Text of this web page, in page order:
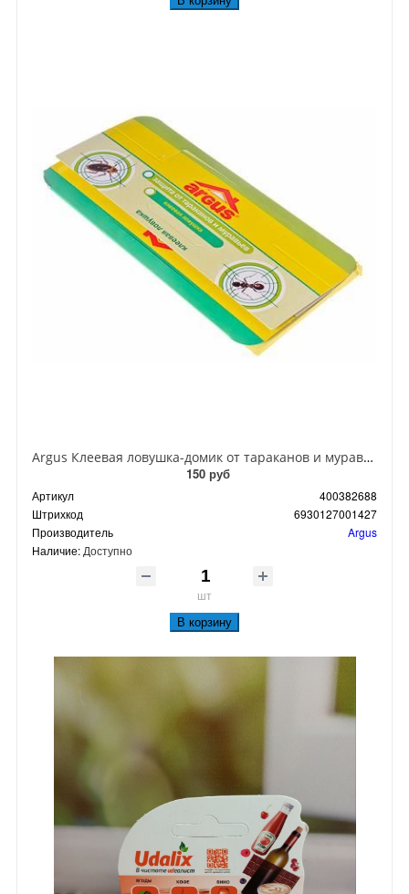
Argus Клеевая ловушка-домик от тараканов и муравьев
150 руб
Артикул
400382688
Штрихкод
6930127001427
Производитель
Argus
Наличие: Доступно
шт
В корзину